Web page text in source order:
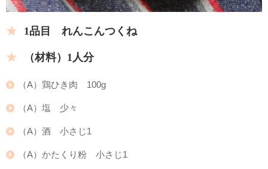
1品目 れんこんつくね
（材料）1人分
（A）鶏ひき肉 100g
（A）塩 少々
（A）酒 小さじ1
（A）かたくり粉 小さじ1